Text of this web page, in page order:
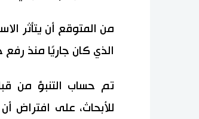
من المتوقع أن يتأثر
الذي كان جاريًا منذ رفع
تم حساب التنبؤ من